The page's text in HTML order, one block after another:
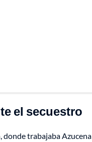
el secuestro
trabajaba